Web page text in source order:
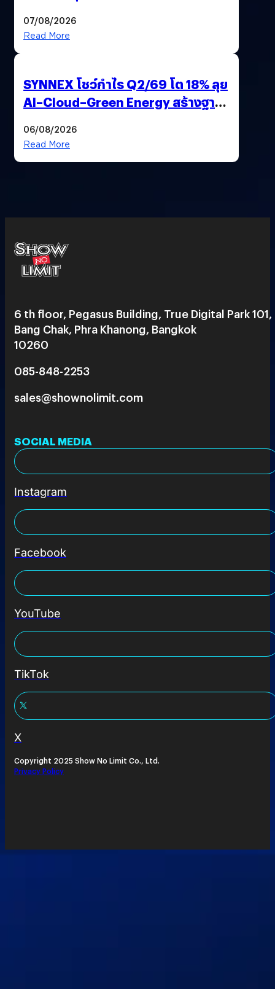
เพื่อการแพทย์ในประเทศไทย
07/08/2026
Read More
SYNNEX โชว์กำไร Q2/69 โต 18% ลุย
AI–Cloud–Green Energy สร้างฐาน
Growth Engine พร้อมจ่ายปันผล
06/08/2026
Read More
6 th floor, Pegasus Building, True Digital Park 101,
Bang Chak, Phra Khanong, Bangkok
10260
085-848-2253
sales@shownolimit.com
SOCIAL MEDIA
Instagram
Facebook
YouTube
TikTok
X
Copyright 2025 Show No Limit Co., Ltd.
Privacy Policy